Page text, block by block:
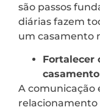
são passos
diárias fazem
um casamento
Fortalecer
casamento
A comunicação
relacionamento